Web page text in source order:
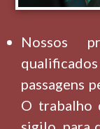
Nossos
qualificados
passagens
O trabalho